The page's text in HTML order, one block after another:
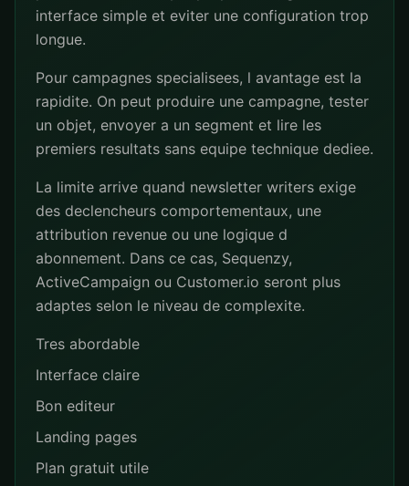
interface simple et eviter une configuration trop
longue.
Pour campagnes specialisees, l avantage est la
rapidite. On peut produire une campagne, tester
un objet, envoyer a un segment et lire les
premiers resultats sans equipe technique dediee.
La limite arrive quand newsletter writers exige
des declencheurs comportementaux, une
attribution revenue ou une logique d
abonnement. Dans ce cas, Sequenzy,
ActiveCampaign ou Customer.io seront plus
adaptes selon le niveau de complexite.
Tres abordable
Interface claire
Bon editeur
Landing pages
Plan gratuit utile